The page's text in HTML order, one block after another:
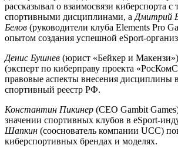
рассказывал о взаимосвязи киберспорта
спортивными дисциплинами, а Дмитрий
Белов (руководители клуба Elements Pro
опытом создания успешной eSport-
Денис Бушнев (юрист «Бейкер и
(эксперт по киберправу проекта
правовые аспекты внесения дисциплины
спортивный реестр РФ.
Константин Пикинер (CEO Gambit
значении спортивных клубов в eSport-
Шапкин (сооснователь компании UCC)
киберспортивных брендах и моделях.